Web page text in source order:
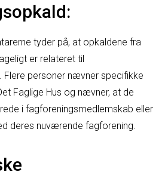
tyder på, at opkaldene fra
er relateret til
Flere personer nævner specifikke
Faglige Hus og nævner, at de
i fagforeningsmedlemskab eller
deres nuværende fagforening.